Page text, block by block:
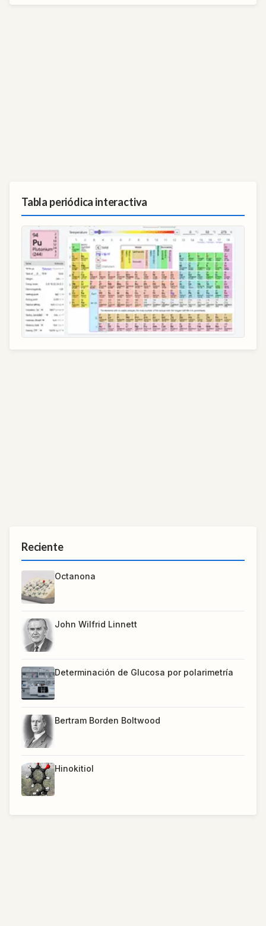
Tabla periódica interactiva
Reciente
Octanona
John Wilfrid Linnett
Determinación de Glucosa por polarimetría
Bertram Borden Boltwood
Hinokitiol